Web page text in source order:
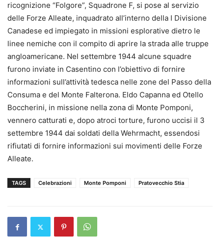
ricognizione “Folgore”, Squadrone F, si pose al servizio
delle Forze Alleate, inquadrato all’interno della I Divisione
Canadese ed impiegato in missioni esplorative dietro le
linee nemiche con il compito di aprire la strada alle truppe
angloamericane. Nel settembre 1944 alcune squadre
furono inviate in Casentino con l’obiettivo di fornire
informazioni sull’attività tedesca nelle zone del Passo della
Consuma e del Monte Falterona. Eldo Capanna ed Otello
Boccherini, in missione nella zona di Monte Pomponi,
vennero catturati e, dopo atroci torture, furono uccisi il 3
settembre 1944 dai soldati della Wehrmacht, essendosi
rifiutati di fornire informazioni sui movimenti delle Forze
Alleate.
TAGS Celebrazioni Monte Pomponi Pratovecchio Stia